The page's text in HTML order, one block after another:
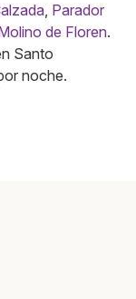
, Parador
de Floren.
Santo
noche.